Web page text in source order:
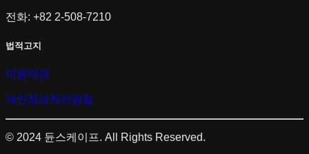
전화: +82 2-508-7210
법적고지
이용약관
개인정보처리방침
© 2024 듄스케이프. All Rights Reserved.